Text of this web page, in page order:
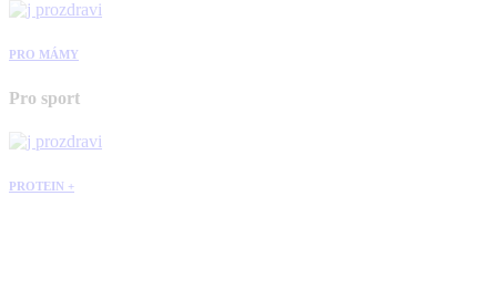
PRO MÁMY
Pro sport
PROTEIN +